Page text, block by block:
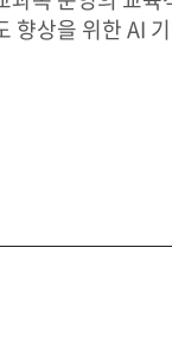
향상을 위한 AI